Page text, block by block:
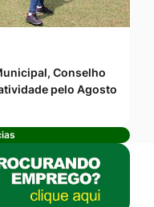
Conselho
pelo Agosto